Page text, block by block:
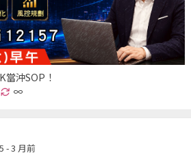
沖SOP！
∞
- 3 月前